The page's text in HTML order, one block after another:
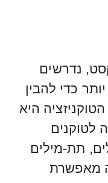
נדרשים
כדי להבין
היא
לטוקנים
תת-מילים
מאפשרת